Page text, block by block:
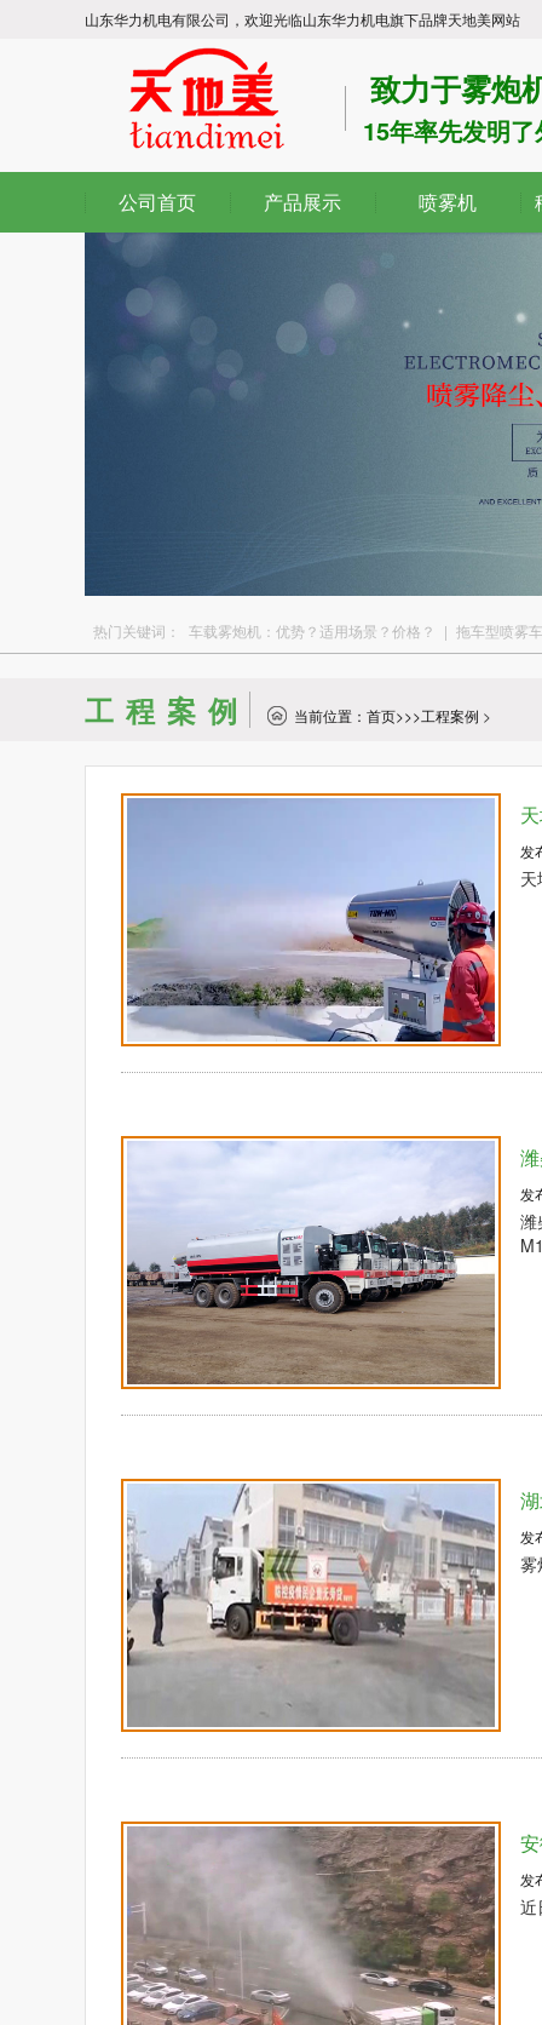
山东华力机电有限公司，欢迎光临山东华力机电旗下品牌天地美网站
致力于雾炮
15年率先发明
公司首页 产品展示 喷雾机
热门关键词： 车载雾炮机：优势？适用场景？价格？ | 拖车型喷雾车
工程案例 当前位置： 首页>>>工程案例 >
发
发
潍
发
雾
发
近